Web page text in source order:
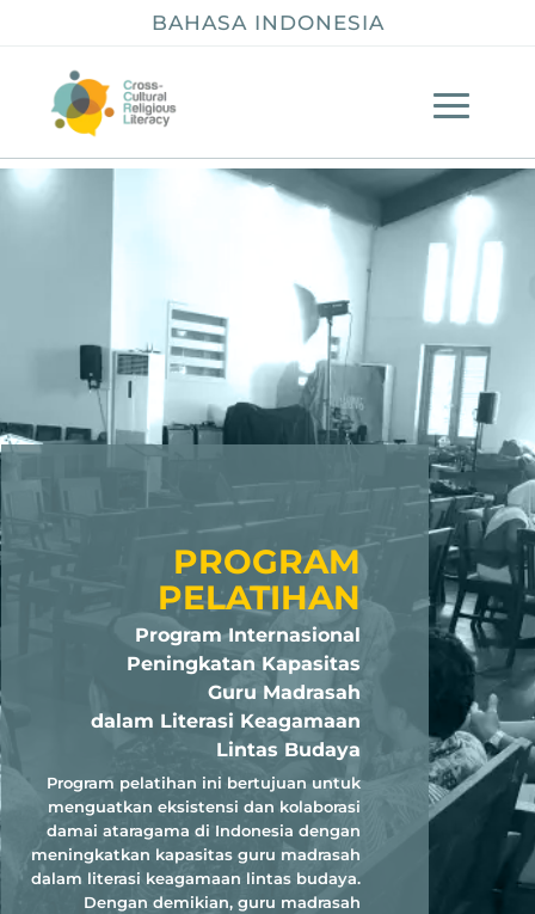
BAHASA INDONESIA
PROGRAM
PELATIHAN
Program Internasional
Peningkatan Kapasitas
Guru Madrasah
dalam Literasi Keagamaan
Lintas Budaya
Program pelatihan ini bertujuan untuk
menguatkan eksistensi dan kolaborasi
damai ataragama di Indonesia dengan
meningkatkan kapasitas guru madrasah
dalam literasi keagamaan lintas budaya.
Dengan demikian, guru madrasah